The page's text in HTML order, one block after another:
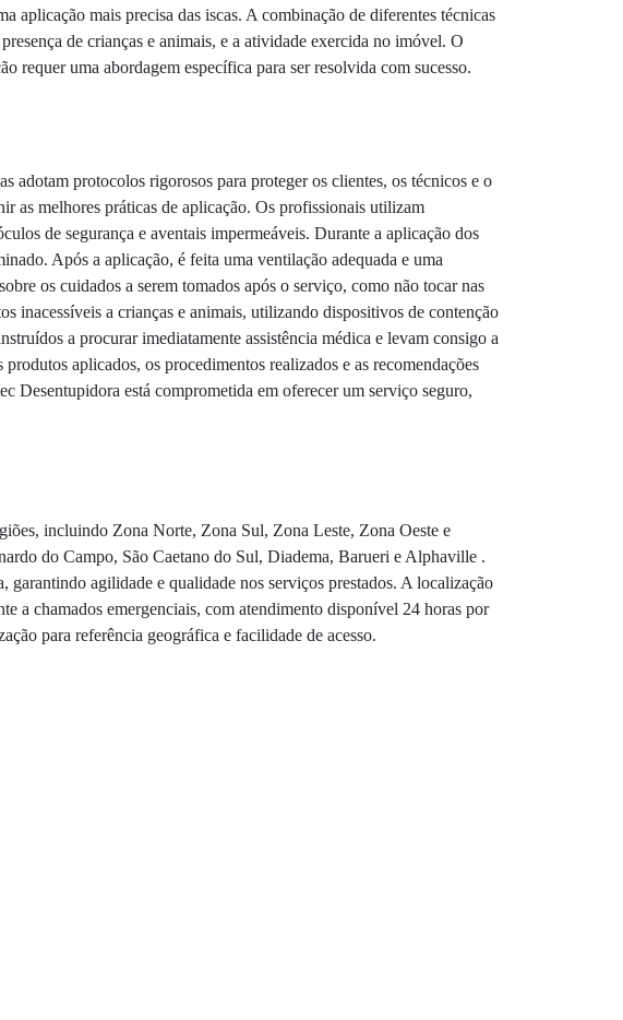
aplicação mais precisa das iscas. A combinação de diferentes técnicas
de crianças e animais, e a atividade exercida no imóvel. O
requer uma abordagem específica para ser resolvida com sucesso.
adotam protocolos rigorosos para proteger os clientes, os técnicos e o
as melhores práticas de aplicação. Os profissionais utilizam
de segurança e aventais impermeáveis. Durante a aplicação dos
Após a aplicação, é feita uma ventilação adequada e uma
os cuidados a serem tomados após o serviço, como não tocar nas
inacessíveis a crianças e animais, utilizando dispositivos de contenção
a procurar imediatamente assistência médica e levam consigo a
aplicados, os procedimentos realizados e as recomendações
Desentupidora está comprometida em oferecer um serviço seguro,
incluindo Zona Norte, Zona Sul, Zona Leste, Zona Oeste e
do Campo, São Caetano do Sul, Diadema, Barueri e Alphaville .
agilidade e qualidade nos serviços prestados. A localização
a chamados emergenciais, com atendimento disponível 24 horas por
para referência geográfica e facilidade de acesso.